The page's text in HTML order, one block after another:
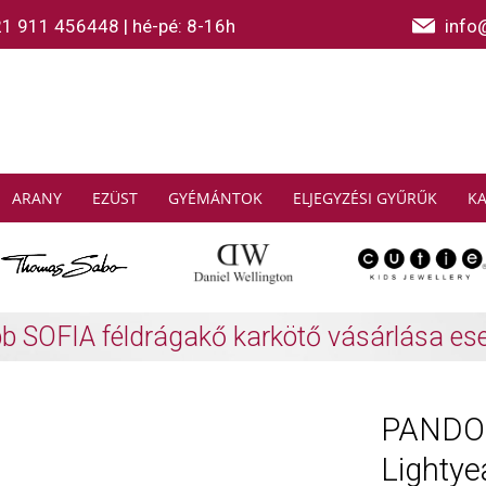
911 456448 | hé-pé: 8-16h
ARANY EZÜST GYÉMÁNTOK ELJEGYZÉSI GYŰRŰK
SABO: Gyűjtsön és spóroljon További